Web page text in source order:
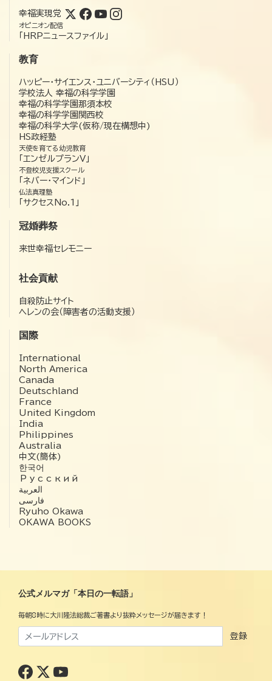
幸福実現党
オピニオン配信
「HRPニュースファイル」
教育
ハッピー・サイエンス・ユニバーシティ（HSU）
学校法人 幸福の科学学園
幸福の科学学園那須本校
幸福の科学学園関西校
幸福の科学大学(仮称/現在構想中)
HS政経塾
天使を育てる幼児教育
「エンゼルプランV」
不登校児支援スクール
「ネバー・マインド」
仏法真理塾
「サクセスNo.1」
冠婚葬祭
来世幸福セレモニー
社会貢献
自殺防止サイト
ヘレンの会（障害者の活動支援）
国際
International
North America
Canada
Deutschland
France
United Kingdom
India
Philippines
Australia
中文(簡体)
한국어
Русский
العربية‏
فارسی
Ryuho Okawa
OKAWA BOOKS
公式メルマガ「本日の一転語」
毎朝8時に大川隆法総裁ご著書より抜粋メッセージが届きます！
登録